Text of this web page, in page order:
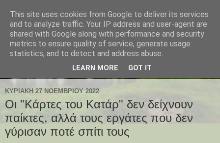
ΚΥΡΙΑΚΉ 27 ΝΟΕΜΒΡΊΟΥ 2022
Οι "Κάρτες του Κατάρ" δεν δείχνουν
παίκτες, αλλά τους εργάτες που δεν
γύρισαν ποτέ σπίτι τους
This site uses cookies from Google to deliver its services
and to analyze traffic. Your IP address and user-agent are
shared with Google along with performance and security
metrics to ensure quality of service, generate usage
statistics, and to detect and address abuse.
LEARN MORE GOT IT